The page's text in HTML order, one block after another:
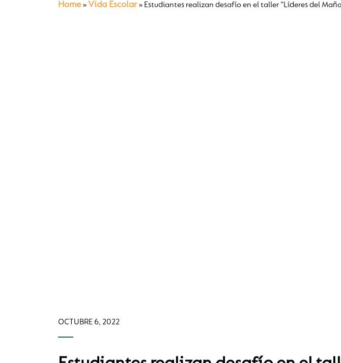
Home » Vida Escolar» Estudiantes realizan desafío en el taller “Líderes del
OCTUBRE 6, 2022